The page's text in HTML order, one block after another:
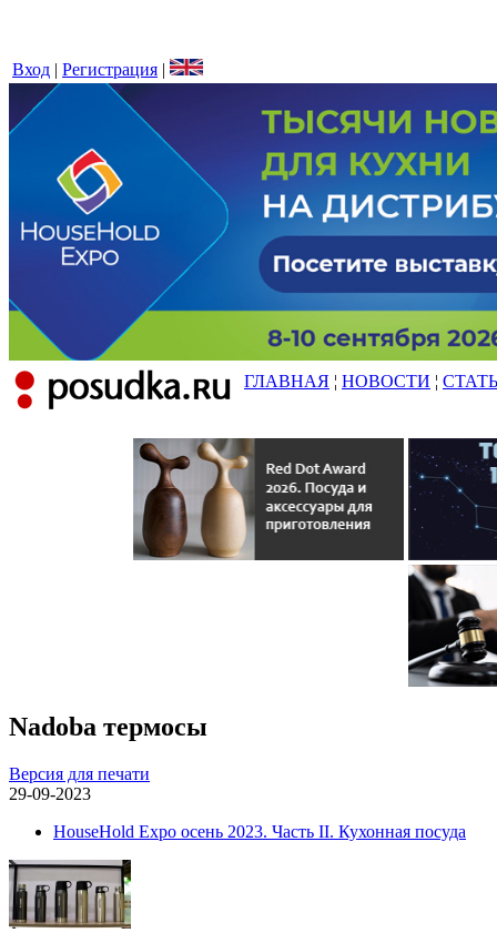
Вход | Регистрация |
ГЛАВНАЯ ¦ НОВОСТИ ¦
Nadoba термосы
Версия для печати
29-09-2023
HouseHold Expo осень 2023. Часть II. Кухонная посуда